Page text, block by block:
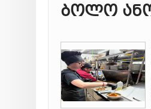
ბოლო